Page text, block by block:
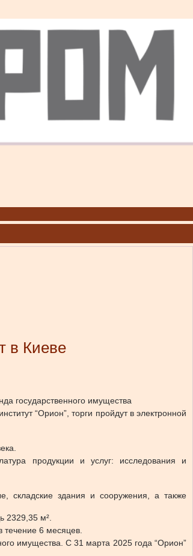
в Киеве
государственного имущества
“Орион”, торги пройдут в электронной
продукции и услуг: исследования и
складские здания и сооружения, а также
2329,35 м².
течение 6 месяцев.
имущества. С 31 марта 2025 года “Орион”